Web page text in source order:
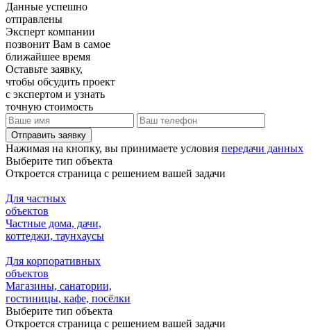
Данные успешно
отправлены
Эксперт компании
позвонит Вам в самое
ближайшее время
Оставьте заявку,
чтобы обсудить проект
с экспертом и узнать
точную стоимость
Отправить заявку
Нажимая на кнопку, вы принимаете условия передачи данных
Выберите тип объекта
Откроется страница с решением вашей задачи
Для частных
объектов
Частные дома, дачи,
коттеджи, таунхаусы
Для корпоративных
объектов
Магазины, санатории,
гостиницы, кафе, посёлки
Выберите тип объекта
Откроется страница с решением вашей задачи